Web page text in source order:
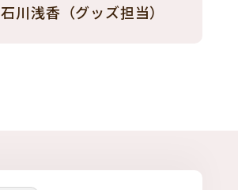
石川浅香（グッズ担当）